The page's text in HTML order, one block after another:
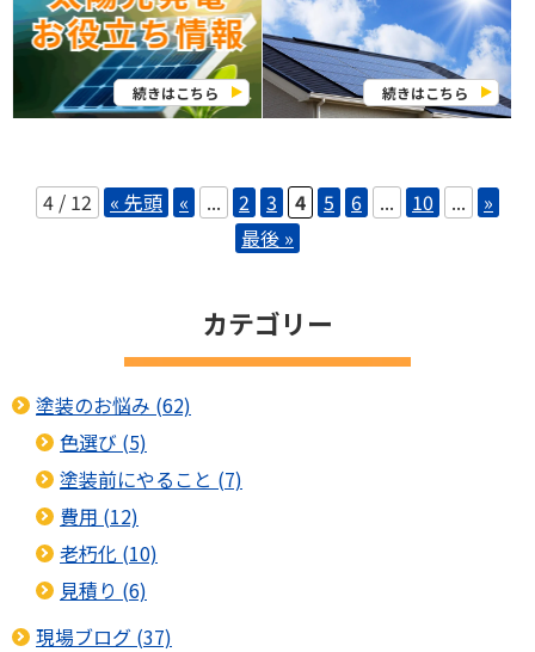
続きはこちら 続きはこちら
4 / 12 « 先頭 « ... 2 3 4 5 6 ... 10 ...
»
最後 »
カテゴリー
塗装のお悩み (62)
色選び (5)
塗装前にやること (7)
費用 (12)
老朽化 (10)
見積り (6)
現場ブログ (37)